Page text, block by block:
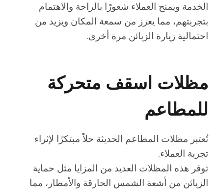
الخدمة ويمنح العملاء شعورًا بالراحة والاهتمام
بتجربتهم، مما يعزز من سمعة المكان ويزيد من
احتمالية زيارة الزبائن مرة أخرى.
مظلات اسقف متحركة
للمطاعم
تُعتبر مظلات المطاعم الحديثة حلاً مبتكرًا لإثراء
تجربة العملاء.
توفر هذه المظلات العديد من المزايا مثل حماية
الزبائن من أشعة الشمس الحارقة والأمطار، مما